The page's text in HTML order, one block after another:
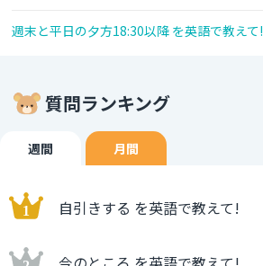
週末と平日の夕方18:30以降 を英語で教えて!
質問ランキング
週間 月間
自引きする を英語で教えて!